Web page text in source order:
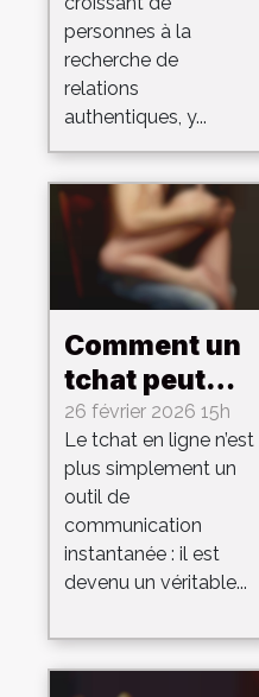
partenaires
voluptueuses
?
personnes à la
recherche de
relations
authentiques, y...
Comment un
tchat peut
mener à une
rencontre
passionnante
?
26 février 2026 15h
Le tchat en ligne n’est
plus simplement un
outil de
communication
instantanée : il est
devenu un véritable...